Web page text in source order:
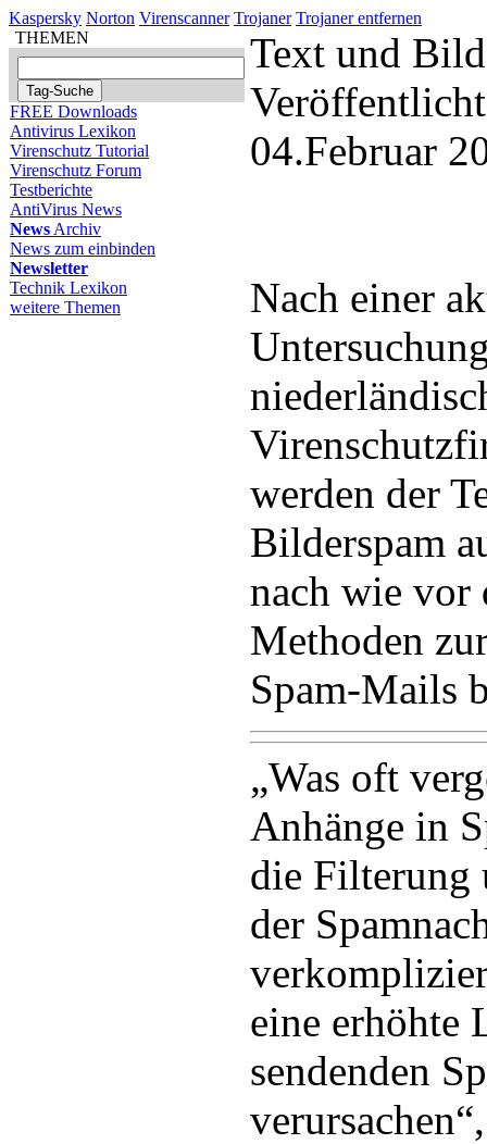
Kaspersky Norton Virenscanner Trojaner Trojaner entfernen
THEMEN
FREE Downloads
Antivirus Lexikon
Virenschutz Tutorial
Virenschutz Forum
Testberichte
AntiVirus News
News Archiv
News zum einbinden
Newsletter
Technik Lexikon
weitere Themen
Text und
04.Februar
Nach einer
werden der
Bilderspam
nach wie vor
Methoden
Spam-Mails
„Was oft
Anhänge in
die Filterung
der
eine erhöhte
sendenden